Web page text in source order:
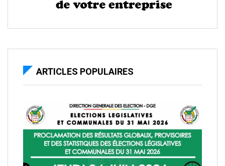
ARTICLES POPULAIRES